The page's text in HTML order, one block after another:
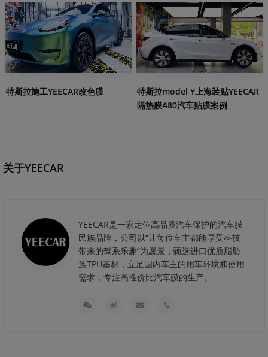
特斯拉施工YEECAR改色膜
特斯拉model Y上海装贴YEECAR
隔热膜A80汽车贴膜案例
关于YEECAR
YEECAR是一家定位高品质汽车保护的汽车膜
民族品牌，公司以“让每位车主都能享受科技
带来的驾乘乐趣”为愿景，甄选进口优质脂肪
族TPU基材，立足国内车主的用车环境和使用
需求，专注高性价比汽车膜的生产。